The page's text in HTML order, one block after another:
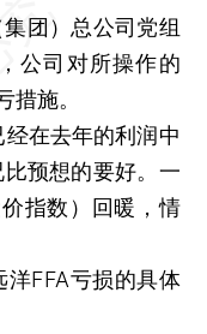
团）总公司党组
公司对所操作的
措施。
在去年的利润中
预想的要好。一
指数）回暖，情
FFA亏损的具体